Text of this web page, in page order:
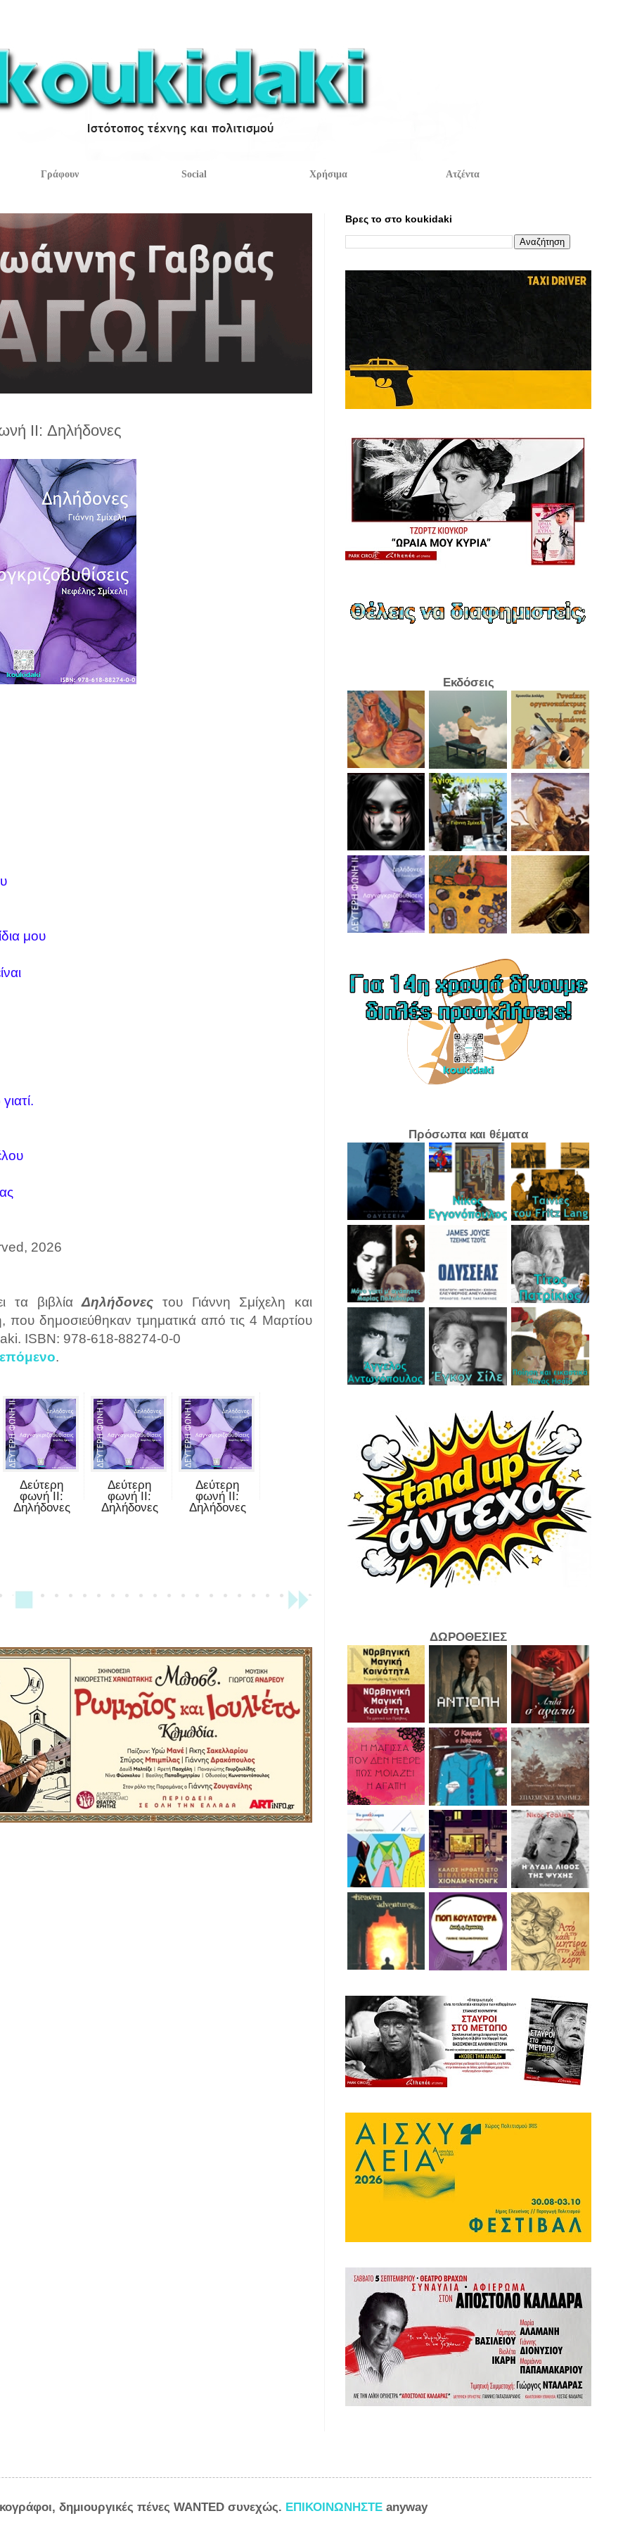
Γράφουν Social Χρήσιμα Ατζέντα
II: Δηλήδονες
μου
.
2026
τα βιβλίαΔηλήδονες του Γιάννη Σμίχελη και
που δημοσιεύθηκαν τμηματικά από τις 4 Μαρτίου
ISBN: 978-618-88274-0-0
.
Δεύτερη
φωνή II:
Δηλήδονες
Δεύτερη
φωνή II:
Δηλήδονες
Δεύτερη
φωνή II:
Δηλήδονες
Βρες το στο koukidaki
Εκδόσεις
Πρόσωπα και θέματα
ΔΩΡΟΘΕΣΙΕΣ
δημιουργικές πένες WANTED συνεχώς. ΕΠΙΚΟΙΝΩΝΗΣΤΕ anyway